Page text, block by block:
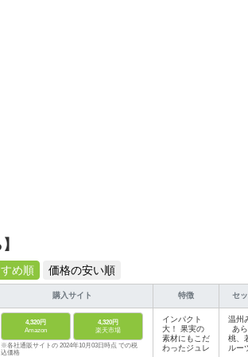
め順 価格の安い順
購入サイト 特徴 セ
4,320円
Amazon
4,320円
楽天市場
※各社通販サイトの 2024年10月03日時点 での税
込価格
インパクト
大！ 果実の
素材にもこだ
わったジュレ
温州
あ
桃、
ルー